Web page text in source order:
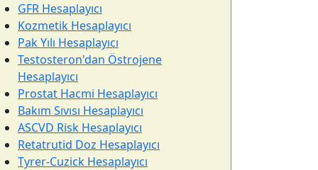
GFR Hesaplayıcı
Kozmetik Hesaplayıcı
Pak Yılı Hesaplayıcı
Testosteron'dan Östrojene
Hesaplayıcı
Prostat Hacmi Hesaplayıcı
Bakım Sıvısı Hesaplayıcı
ASCVD Risk Hesaplayıcı
Retatrutid Doz Hesaplayıcı
Tyrer-Cuzick Hesaplayıcı